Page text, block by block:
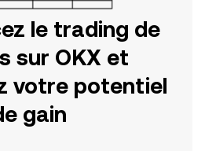
le trading de
sur OKX et
votre potentiel
gain